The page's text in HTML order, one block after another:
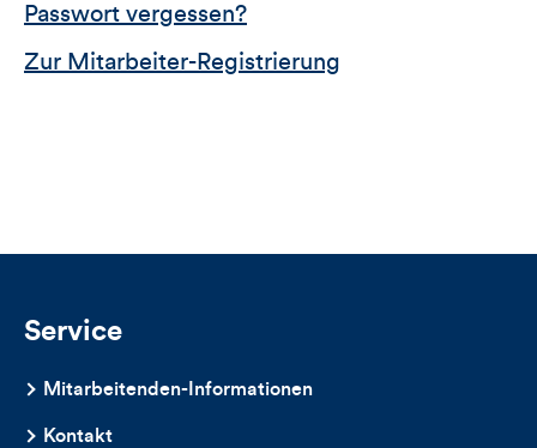
Passwort vergessen?
Zur Mitarbeiter-Registrierung
Service
Mitarbeitenden-Informationen
Kontakt